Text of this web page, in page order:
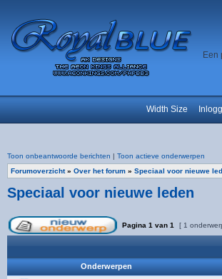
Een
Width Size
Toon onbeantwoorde berichten | Toon actieve onderwerpen
Forumoverzicht» Over het forum » Speciaal voor nieuwe
Speciaal voor nieuwe leden
Pagina 1 van 1 [ 1
Onderwerpen